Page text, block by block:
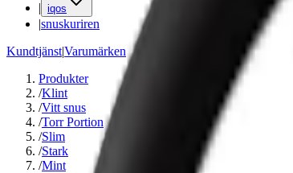
| iqos
|snuskuriren
Kundtjänst|Varumärken
Produkter
/Klint
/Vitt snus
/Torr Portion
/Slim
/Stark
/Mint